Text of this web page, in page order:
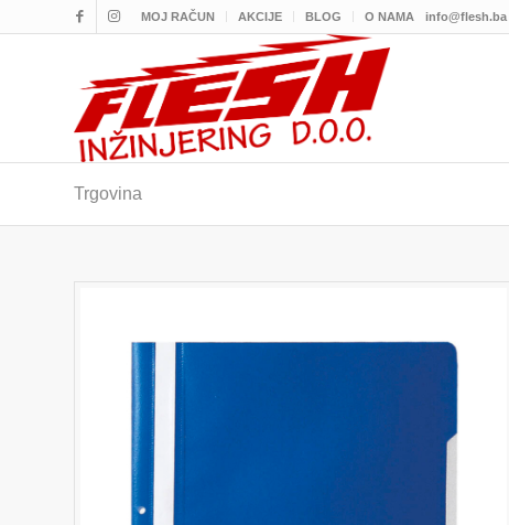
MOJ RAČUN AKCIJE BLOG O NAMA info@flesh.ba
Trgovina